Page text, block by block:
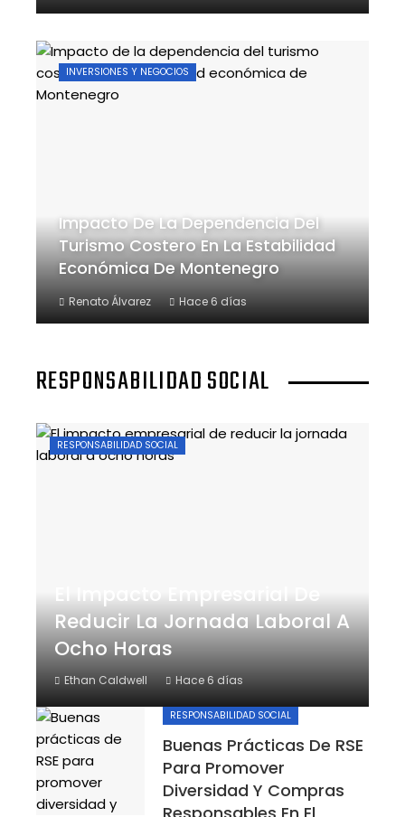
INVERSIONES Y NEGOCIOS
Impacto De La Dependencia Del
Turismo Costero En La Estabilidad
Económica De Montenegro
Renato Álvarez Hace 6 días
RESPONSABILIDAD SOCIAL
El Impacto Empresarial De
Reducir La Jornada Laboral A
Ocho Horas
Ethan Caldwell Hace 6 días
RESPONSABILIDAD SOCIAL
RESPONSABILIDAD SOCIAL
Buenas Prácticas De RSE
Para Promover
Diversidad Y Compras